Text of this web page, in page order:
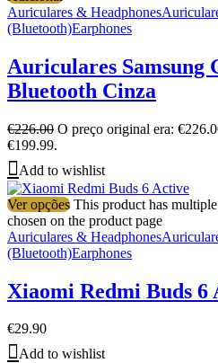
Auriculares & Headphones
(Bluetooth)Earphones
Auriculares Samsung
Bluetooth Cinza
€226.00 O preço original era:
€199.99.
Add to wishlist
Ver opções This product has
chosen on the product page
Auriculares & Headphones
(Bluetooth)Earphones
Xiaomi Redmi Buds 6
€29.90
Add to wishlist